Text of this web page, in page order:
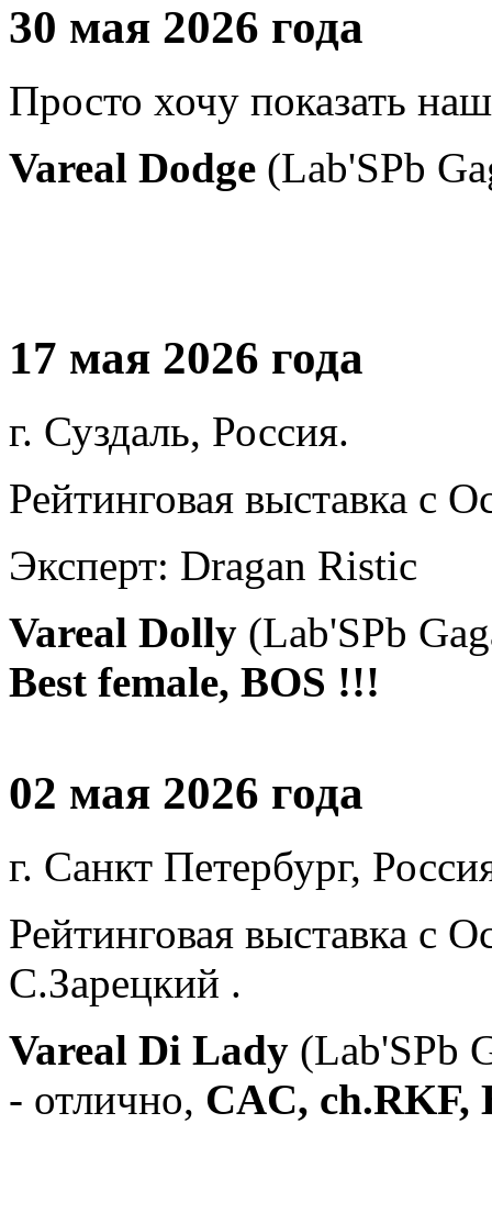
30 мая 2026 года
Просто хочу показать
Vareal Dodge (Lab'SPb
17 мая 2026 года
г. Суздаль, Россия.
Рейтинговая выставка с
Эксперт: Dragan Ristic
Vareal Dolly (Lab'SPb
Best female, BOS !!!
02 мая 2026 года
г. Санкт Петербург,
Рейтинговая выставка с
С.Зарецкий .
Vareal Di Lady (Lab'SPb
- отлично, CAC, ch.RKF,